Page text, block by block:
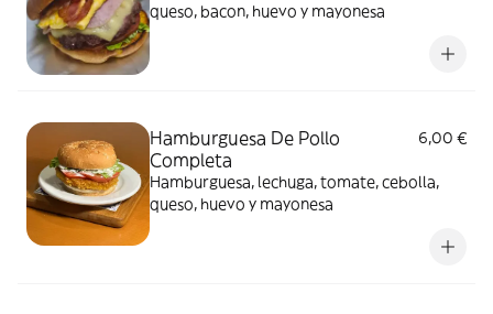
queso, bacon, huevo y mayonesa
Hamburguesa De Pollo
Completa
6,00 €
Hamburguesa, lechuga, tomate, cebolla,
queso, huevo y mayonesa